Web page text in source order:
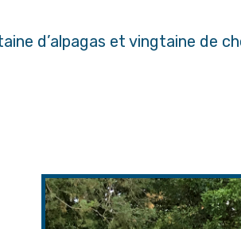
d’alpagas et vingtaine de